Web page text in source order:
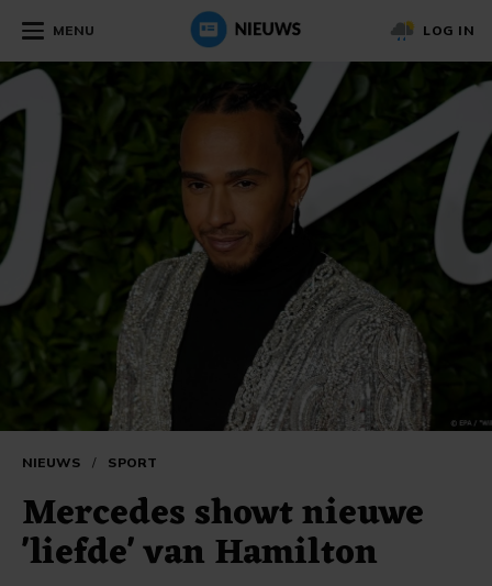
MENU LOG IN
NIEUWS / SPORT
Mercedes showt nieuwe
'liefde' van Hamilton